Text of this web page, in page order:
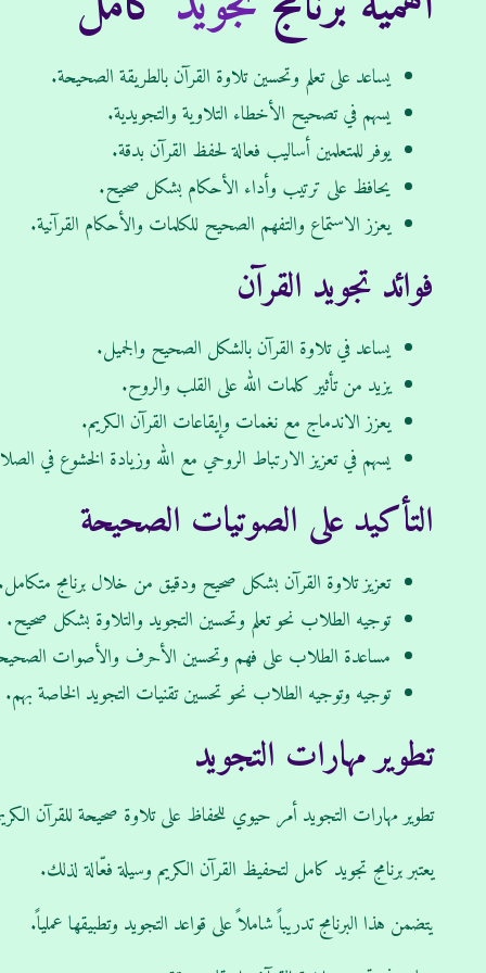
يساعد على تعلم وتحسين تلاوة القرآن بالطريقة الصحيحة.
يسهم في تصحيح الأخطاء التلاوية والتجويدية.
يوفر للمتعلمين أساليب فعالة لحفظ القرآن بدقة.
يحافظ على ترتيب وأداء الأحكام بشكل صحيح.
يعزز الاستماع والتفهم الصحيح للكلمات والأحكام القرآنية.
فوائد تجويد القرآن
يساعد في تلاوة القرآن بالشكل الصحيح والجميل.
يزيد من تأثير كلمات الله على القلب والروح.
يعزز الاندماج مع نغمات وإيقاعات القرآن الكريم.
يسهم في تعزيز الارتباط الروحي مع الله وزيادة الخشوع في
التأكيد على الصوتيات الصحيحة
تعزيز تلاوة القرآن بشكل صحيح ودقيق من خلال برنامج
توجيه الطلاب نحو تعلم وتحسين التجويد والتلاوة بشكل صحيح.
مساعدة الطلاب على فهم وتحسين الأحرف والأصوات
توجيه وتوجيه الطلاب نحو تحسين تقنيات التجويد الخاصة بهم.
تطوير مهارات التجويد
تطوير مهارات التجويد أمر حيوي للحفاظ على تلاوة صحيحة للقرآن
يعتبر برنامج تجويد كامل لتحفيظ القرآن الكريم وسيلة فعّالة لذلك.
يتضمن هذا البرنامج تدريباً شاملاً على قواعد التجويد وتطبيقها عملياً.